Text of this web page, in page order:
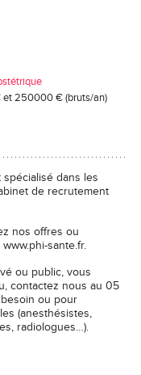
et 250000 € (bruts/an)
dans les
de recrutement
nos offres ou
sante.fr.
ou public, vous
contactez nous au 05
ou pour
(anesthésistes,
radiologues…).